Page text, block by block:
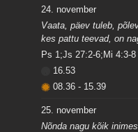
24. november
Vaata, päev tuleb,
kes pattu teevad, on
Ps 1;Js 27:2-6;Mi 4:3-8
16.53
08.36- 15.39
25. november
Nõnda nagu kõik